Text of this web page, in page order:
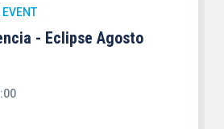
- Eclipse Agosto